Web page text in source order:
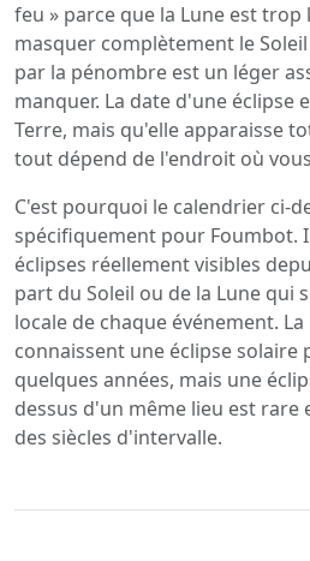
feu » parce que la Lune est
masquer complètement le
par la pénombre est un léger
manquer. La date d'une éclipse
Terre, mais qu'elle apparaisse
tout dépend de l'endroit où
C'est pourquoi le calendrier ci-
spécifiquement pour Foumbot.
éclipses réellement visibles
part du Soleil ou de la Lune qui
locale de chaque événement.
connaissent une éclipse solaire
quelques années, mais une
dessus d'un même lieu est rare
des siècles d'intervalle.